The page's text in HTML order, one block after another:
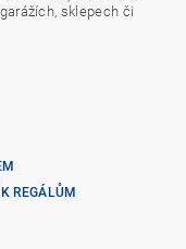
sklepech či
REGÁLŮM